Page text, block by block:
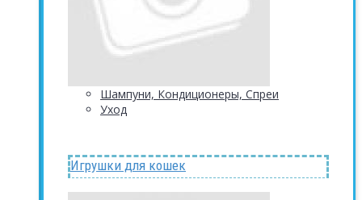
Шампуни, Кондиционеры, Спреи
Уход
Игрушки для кошек